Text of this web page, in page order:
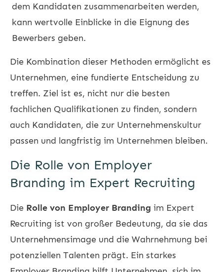
dem Kandidaten zusammenarbeiten werden,
kann wertvolle Einblicke in die Eignung des
Bewerbers geben.
Die Kombination dieser Methoden ermöglicht es
Unternehmen, eine fundierte Entscheidung zu
treffen. Ziel ist es, nicht nur die besten
fachlichen Qualifikationen zu finden, sondern
auch Kandidaten, die zur Unternehmenskultur
passen und langfristig im Unternehmen bleiben.
Die Rolle von Employer
Branding im Expert Recruiting
Die Rolle von Employer Branding im Expert
Recruiting ist von großer Bedeutung, da sie das
Unternehmensimage und die Wahrnehmung bei
potenziellen Talenten prägt. Ein starkes